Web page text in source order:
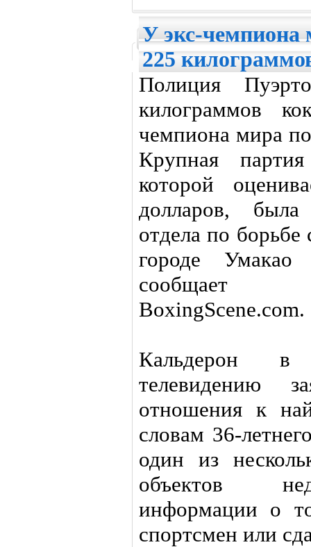
У экс-чемпиона
225
Полиция
килограммов
чемпиона мира
Крупная
которой
долларов, была
отдела по борьбе
городе
сообщает
BoxingScene.com.
Кальдерон в
телевидению
отношения к
словам 36-
один из
объектов
информации о
спортсмен или